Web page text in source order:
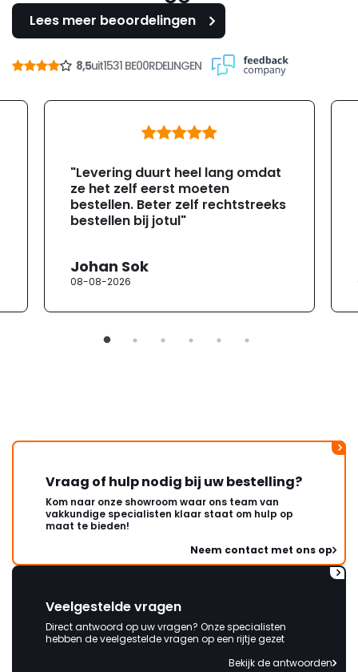
Lees meer beoordelingen
8,5uit1531 BE00RDELINGEN
"Levering duurt heel lang omdat
ze het zelf eerst moeten
bestellen. Beter zelf rechtstreeks
bestellen bij jotul"
Johan Sok
08-08-2026
Vraag of hulp nodig bij uw bestelling?
Kom naar onze showroom waar ons team van
vakkundige specialisten klaar staat om hulp op
maat te bieden!
Neem contact met ons op
Veelgestelde vragen
Direct antwoord op uw vragen? Onze specialisten
hebben de veelgestelde vragen op een rijtje gezet
Bekijk de antwoorden